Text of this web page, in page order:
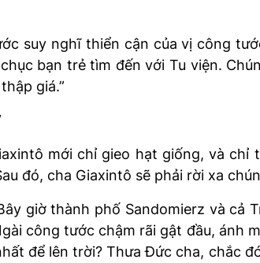
suy nghĩ thiển cận của vị công
bạn trẻ tìm đến với Tu viện.
giá.”
mới chỉ gieo hạt giống, và
đó, cha Giaxintô sẽ phải rời xa
giờ thành phố Sandomierz và cả
công tước chậm rãi gật đầu, ánh
để lên trời? Thưa Đức cha, chắc